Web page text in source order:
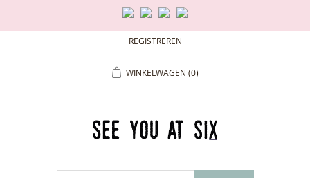
REGISTREREN
WINKELWAGEN (0)